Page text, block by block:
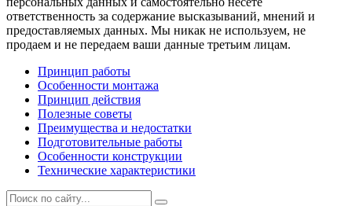
ответственность за содержание высказываний, мнений и
предоставляемых данных. Мы никак не используем, не
продаем и не передаем ваши данные третьим лицам.
Принцип работы
Особенности монтажа
Принцип действия
Полезные советы
Преимущества и недостатки
Подготовительные работы
Особенности конструкции
Технические характеристики